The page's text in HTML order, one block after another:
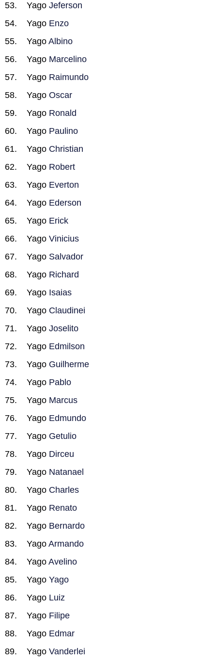
Yago Jeferson
Yago Enzo
Yago Albino
Yago Marcelino
Yago Raimundo
Yago Oscar
Yago Ronald
Yago Paulino
Yago Christian
Yago Robert
Yago Everton
Yago Ederson
Yago Erick
Yago Vinicius
Yago Salvador
Yago Richard
Yago Isaias
Yago Claudinei
Yago Joselito
Yago Edmilson
Yago Guilherme
Yago Pablo
Yago Marcus
Yago Edmundo
Yago Getulio
Yago Dirceu
Yago Natanael
Yago Charles
Yago Renato
Yago Bernardo
Yago Armando
Yago Avelino
Yago Yago
Yago Luiz
Yago Filipe
Yago Edmar
Yago Vanderlei